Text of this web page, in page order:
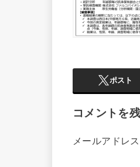
ポスト
コメントを
メールアドレ